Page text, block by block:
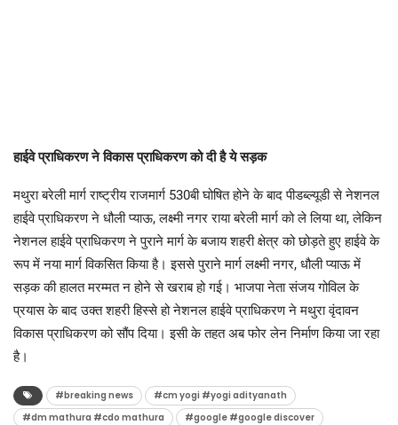
हाईवे प्राधिकरण ने विकास प्राधिकरण को दी है ये सड़क
मथुरा बरेली मार्ग राष्ट्रीय राजमार्ग 530बी घोषित होने के बाद पीडब्ल्यूडी से नेशनल
हाईवे प्राधिकरण ने धौली प्याऊ, लक्ष्मी नगर राया बरेली मार्ग को ले लिया था, लेकिन
नेशनल हाईवे प्राधिकरण ने पुराने मार्ग के बजाय शहरी क्षेत्र को छोड़ते हुए हाईवे के
रूप में नया मार्ग विकसित किया है। इससे पुराने मार्ग लक्ष्मी नगर, धौली प्याऊ में
सड़क की हालत मरम्मत न होने से खराब हो गई। भाजपा नेता संजय गोविल के
प्रयास के बाद उक्त शहरी हिस्से हो नेशनल हाईवे प्राधिकरण ने मथुरा वृंदावन
विकास प्राधिकरण को सौंप दिया। इसी के तहत अब फोर लेन निर्माण किया जा रहा
है।
#breaking news
#cm yogi #yogi adityanath
#dm mathura #cdo mathura
#google #google discover